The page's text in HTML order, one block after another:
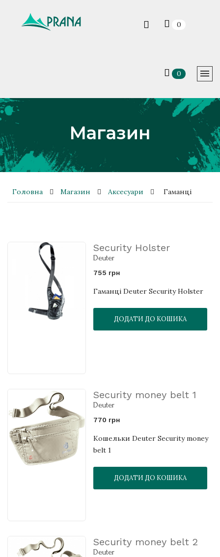
0
0
Магазин
Головна Магазин Аксесуари Гаманці
Security Holster
Deuter
755 грн
Гаманці Deuter Security Holster
ДОДАТИ ДО КОШИКА
Security money belt 1
Deuter
770 грн
Кошельки Deuter Security money
belt 1
ДОДАТИ ДО КОШИКА
Security money belt 2
Deuter